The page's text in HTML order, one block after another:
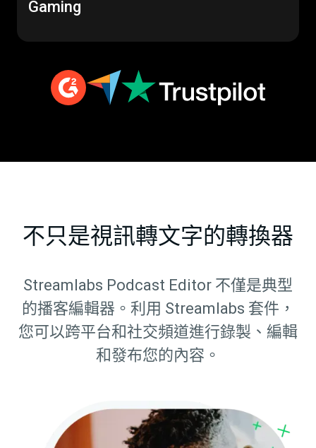
Gaming
不只是視訊轉文字的轉換器
Streamlabs Podcast Editor 不僅是典型
的播客編輯器。利用 Streamlabs 套件，
您可以跨平台和社交頻道進行錄製、編輯
和發布您的內容。